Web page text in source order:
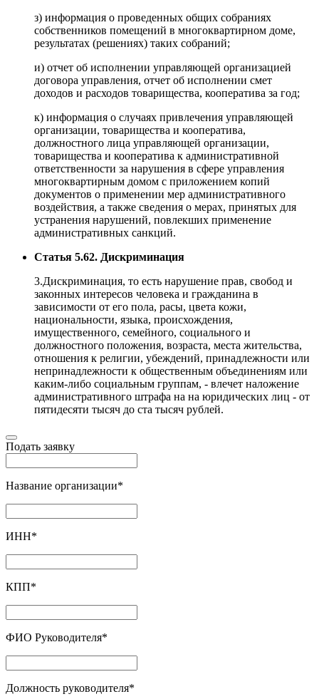
з) информация о проведенных общих собраниях
собственников помещений в многоквартирном доме,
результатах (решениях) таких собраний;
и) отчет об исполнении управляющей организацией
договора управления, отчет об исполнении смет
доходов и расходов товарищества, кооператива за год;
к) информация о случаях привлечения управляющей
организации, товарищества и кооператива,
должностного лица управляющей организации,
товарищества и кооператива к административной
ответственности за нарушения в сфере управления
многоквартирным домом с приложением копий
документов о применении мер административного
воздействия, а также сведения о мерах, принятых для
устранения нарушений, повлекших применение
административных санкций.
Статья 5.62. Дискриминация
3.Дискриминация, то есть нарушение прав, свобод и
законных интересов человека и гражданина в
зависимости от его пола, расы, цвета кожи,
национальности, языка, происхождения,
имущественного, семейного, социального и
должностного положения, возраста, места жительства,
отношения к религии, убеждений, принадлежности или
непринадлежности к общественным объединениям или
каким-либо социальным группам, - влечет наложение
административного штрафа на на юридических лиц - от
пятидесяти тысяч до ста тысяч рублей.
Подать заявку
Название организации*
ИНН*
КПП*
ФИО Руководителя*
Должность руководителя*